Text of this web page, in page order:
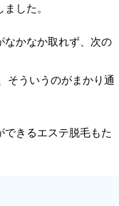
した。
なかなか取れず、次の
そういうのがまかり通
きるエステ脱毛もた